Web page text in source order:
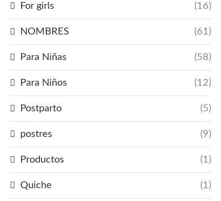
For girls (16)
NOMBRES (61)
Para Niñas (58)
Para Niños (12)
Postparto (5)
postres (9)
Productos (1)
Quiche (1)